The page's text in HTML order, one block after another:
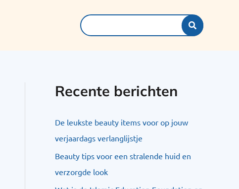
Search
for:
Recente berichten
De leukste beauty items voor op jouw
verjaardags verlanglijstje
Beauty tips voor een stralende huid en
verzorgde look